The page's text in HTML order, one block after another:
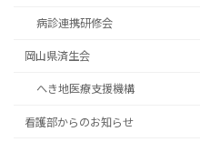
病診連携研修会
岡山県済生会
へき地医療支援機構
看護部からのお知らせ